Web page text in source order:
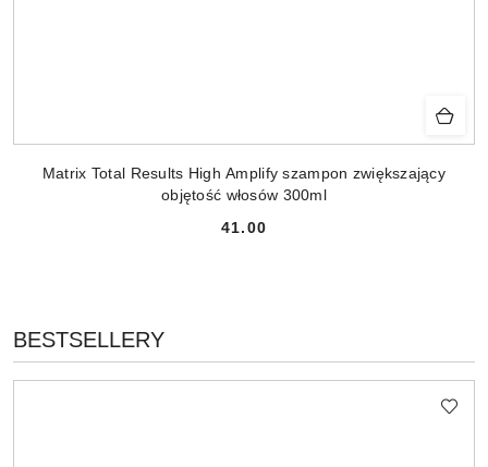
Matrix Total Results High Amplify szampon zwiększający
objętość włosów 300ml
Cena:
41.00
Pomiń karuzelę produktów
PRODUKTY
O
BESTSELLERY